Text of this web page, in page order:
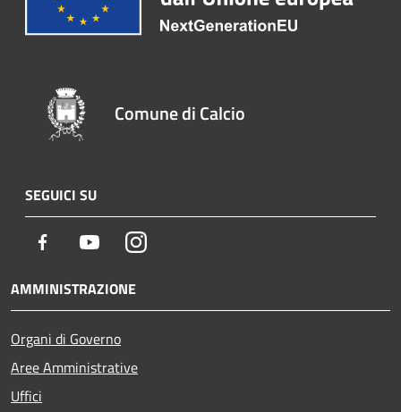
Comune di Calcio
SEGUICI SU
Facebook YoutubeInstagram
AMMINISTRAZIONE
Organi di Governo
Aree Amministrative
Uffici